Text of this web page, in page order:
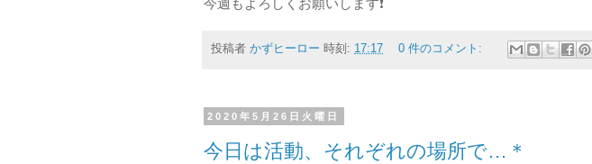
投稿者 かずヒーロー 時刻: 17:17 0 件のコメント:
2020年5月26日火曜日
今日は活動、それぞれの場所で…＊